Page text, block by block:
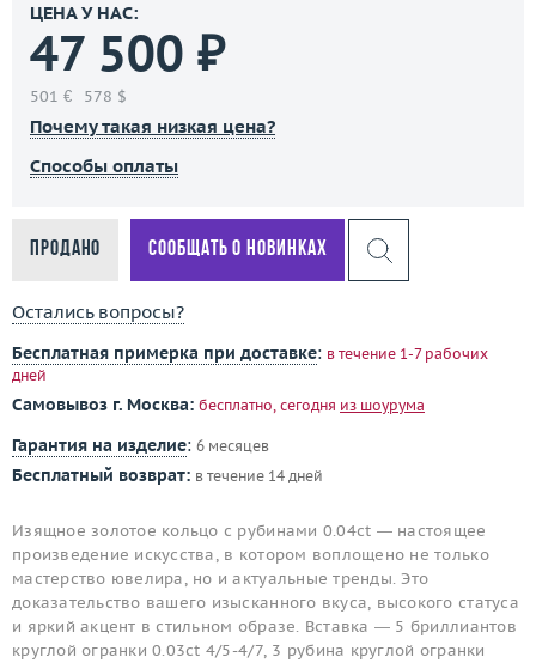
ЦЕНА У НАС:
47 500 ₽
501 € 578 $
Почему такая низкая цена?
Способы оплаты
Продано Сообщать о новинках
Остались вопросы?
Бесплатная примерка при доставке: в течение 1-7 рабочих
дней
Самовывоз г. Москва: бесплатно, сегодня из шоурума
Гарантия на изделие: 6 месяцев
Бесплатный возврат: в течение 14 дней
Изящное золотое кольцо с рубинами 0.04ct — настоящее
произведение искусства, в котором воплощено не только
мастерство ювелира, но и актуальные тренды. Это
доказательство вашего изысканного вкуса, высокого статуса
и яркий акцент в стильном образе. Вставка — 5 бриллиантов
круглой огранки 0.03ct 4/5-4/7, 3 рубина круглой огранки